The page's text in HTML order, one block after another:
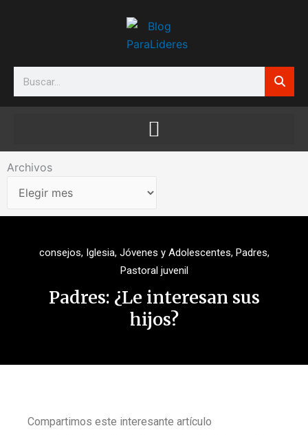
Search
Archivos
Archivos
consejos, Iglesia, Jóvenes y Adolescentes, Padres,
Pastoral juvenil
Padres: ¿Le interesan sus
hijos?
Compartimos este interesante artículo